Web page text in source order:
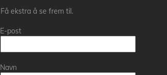
Få ekstra å se frem til.
E-post
Navn